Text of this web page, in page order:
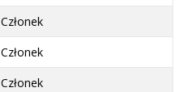
Członek
Członek
Członek